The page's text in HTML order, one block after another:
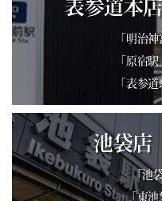
表参道本
「明治
「原宿
「表参
池袋
「池
「東池